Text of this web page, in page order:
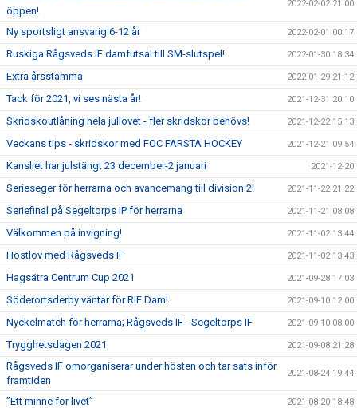
öppen!
2022-02-02 21:00
Ny sportsligt ansvarig 6-12 år 2022-02-01 00:17
Ruskiga Rågsveds IF damfutsal till SM-slutspel! 2022-01-30 18:34
Extra årsstämma 2022-01-29 21:12
Tack för 2021, vi ses nästa år! 2021-12-31 20:10
Skridskoutlåning hela jullovet - fler skridskor behövs! 2021-12-22 15:13
Veckans tips - skridskor med FOC FARSTA HOCKEY 2021-12-21 09:54
Kansliet har julstängt 23 december-2 januari 2021-12-20
Serieseger för herrarna och avancemang till division 2! 2021-11-22 21:22
Seriefinal på Segeltorps IP för herrarna 2021-11-21 08:08
Välkommen på invigning! 2021-11-02 13:44
Höstlov med Rågsveds IF 2021-11-02 13:43
Hagsätra Centrum Cup 2021 2021-09-28 17:03
Söderortsderby väntar för RIF Dam! 2021-09-10 12:00
Nyckelmatch för herrarna; Rågsveds IF - Segeltorps IF 2021-09-10 08:00
Trygghetsdagen 2021 2021-09-08 21:28
Rågsveds IF omorganiserar under hösten och tar sats inför
framtiden
2021-08-24 19:44
”Ett minne för livet” 2021-08-20 18:48